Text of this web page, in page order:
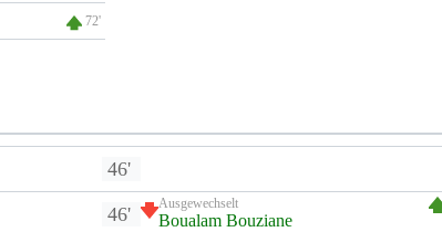
72'
46'
46' Ausgewechselt
Boualam Bouziane